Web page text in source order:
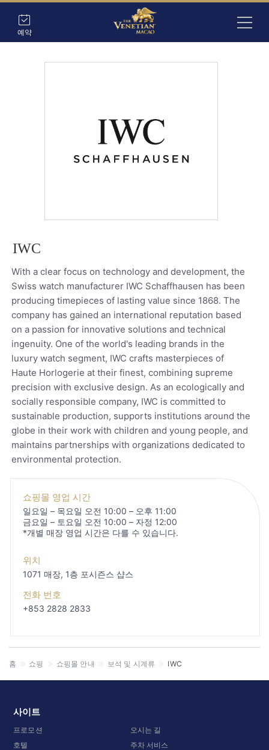
예약
IWC
With a clear focus on technology and development, the
Swiss watch manufacturer IWC Schaffhausen has been
producing timepieces of lasting value since 1868. The
company has gained an international reputation based
on a passion for innovative solutions and technical
ingenuity. One of the world's leading brands in the
luxury watch segment, IWC crafts masterpieces of
Haute Horlogerie at their finest, combining supreme
precision with exclusive design. As an ecologically and
socially responsible company, IWC is committed to
sustainable production, supports institutions around the
globe in their work with children and young people, and
maintains partnerships with organizations dedicated to
environmental protection.
쇼핑몰 영업 시간
일요일 – 목요일 오전 10:00 – 오후 11:00
금요일 – 토요일 오전 10:00 – 자정 12:00
*개별 매장 영업 시간은 다를 수 있습니다.
위치
1071 매장, 1층 포시즌스 샵스
전화 번호
+853 2828 2833
홈 쇼핑 쇼핑몰 안내 보석 및 시계류 IWC
사이트
프로모션
호텔
오시는 길
주차 서비스